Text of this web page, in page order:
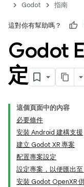
Godot
指南
這對你有幫助嗎？
Godot
定
這個頁面中的內容
必要條件
安裝 Android 建構支援
建立 Godot XR 專案
配置專案設定
設定專案，以便匯出
安裝 Godot OpenXR